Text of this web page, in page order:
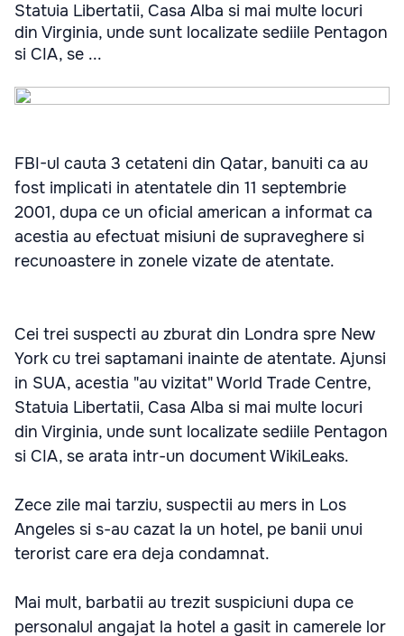
Statuia Libertatii, Casa Alba si mai multe locuri
din Virginia, unde sunt localizate sediile Pentagon
si CIA, se ...
FBI-ul cauta 3 cetateni din Qatar, banuiti ca au
fost implicati in atentatele din 11 septembrie
2001, dupa ce un oficial american a informat ca
acestia au efectuat misiuni de supraveghere si
recunoastere in zonele vizate de atentate.
Cei trei suspecti au zburat din Londra spre New
York cu trei saptamani inainte de atentate. Ajunsi
in SUA, acestia "au vizitat" World Trade Centre,
Statuia Libertatii, Casa Alba si mai multe locuri
din Virginia, unde sunt localizate sediile Pentagon
si CIA, se arata intr-un document WikiLeaks.
Zece zile mai tarziu, suspectii au mers in Los
Angeles si s-au cazat la un hotel, pe banii unui
terorist care era deja condamnat.
Mai mult, barbatii au trezit suspiciuni dupa ce
personalul angajat la hotel a gasit in camerele lor